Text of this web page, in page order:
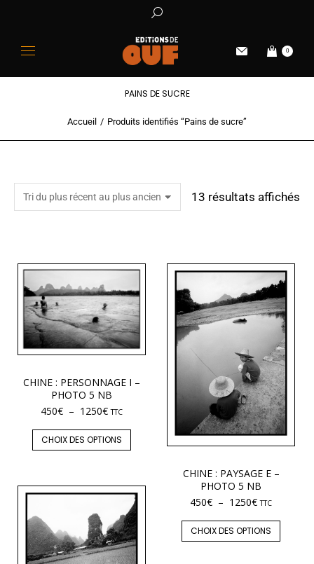
0
PAINS DE SUCRE
Vous êtes ici :
Accueil Produits identifiés “Pains de sucre”
13 résultats affichés
CHINE : PERSONNAGE I –
PHOTO 5 NB
450€ – 1250€ TTC
CHOIX DES OPTIONS
CHINE : PAYSAGE E –
PHOTO 5 NB
450€ – 1250€ TTC
CHOIX DES OPTIONS